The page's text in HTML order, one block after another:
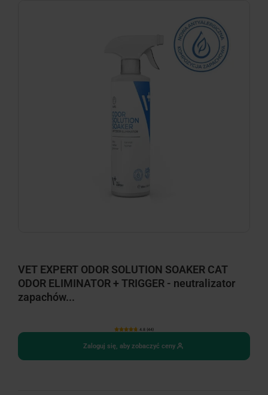
VET EXPERT ODOR SOLUTION SOAKER CAT
ODOR ELIMINATOR + TRIGGER - neutralizator
zapachów...
4.8 (44)
Zaloguj się, aby zobaczyć ceny